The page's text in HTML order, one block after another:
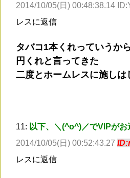
2014/10/05(日) 00:48:38.14
レスに返信
タバコ1本くれっていうか
円くれと言ってきた
二度とホームレスに施しは
11: 以下、＼(^o^)／でVIPがお
2014/10/05(日) 00:52:43.27
レスに返信